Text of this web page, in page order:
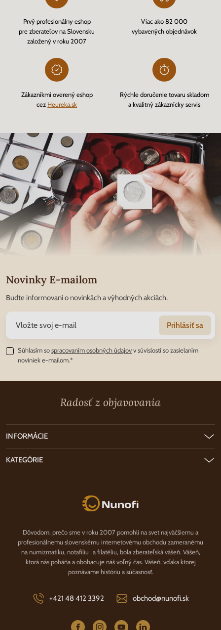
Prvý profesionálny eshop
pre zberateľov na Slovensku
založený v roku 2007
Viac ako 82 000
vybavených objednávok
Zákazníkmi overený eshop
cez Heureka.sk
Rýchle doručenie tovaru skladom
a kvalitný zákaznícky servis
Novinky E-mailom
Budte informovaní o novinkách a výhodných akciách.
Prihlásiť sa
Súhlasím sospracovaním osobných údajovv súvislosti so zasielaním
noviniek e-mailom.*
Radosť z objavovania
Nunofi.sk
Dôvodom, prečo sme v roku 2007 pomohli na svet najväčšiemu a
profesionálnemu slovenskému internetovému obchodu zameranému
na numizmatiku, notafíliu a filatéliu, bola zberateľská vášeň. Vášeň,
ktorá nás poháňa a obohacuje náš voľný čas. Vášeň, vďaka ktorej
poznávame históriu a súčasnosť.
+421 48 412 3392 obchod@nunofi.sk
INFORMÁCIE
KATEGÓRIE